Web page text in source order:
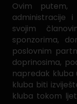
Ovim putem,
administracije
svojim
sponzorima,
poslovnim
doprinosima,
napredak kluba
kluba biti
kluba tokom